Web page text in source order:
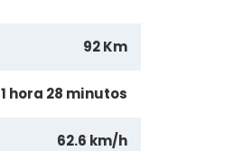
92 Km
1 hora 28 minutos
62.6 km/h